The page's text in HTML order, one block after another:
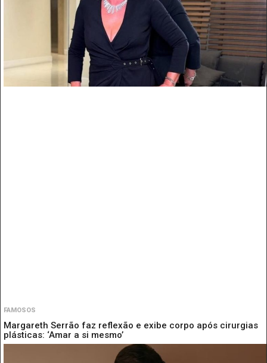
FAMOSOS
Margareth Serrão faz reflexão e exibe corpo após cirurgias
plásticas: ‘Amar a si mesmo’